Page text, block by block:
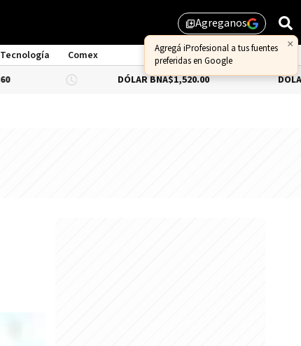
library_addAgreganos
Tecnología
Comex
DÓLAR BNA $1,520.00 DÓLAR BLUE-